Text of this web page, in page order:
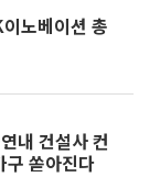
노베이션 총
내 건설사 컨
구 쏟아진다